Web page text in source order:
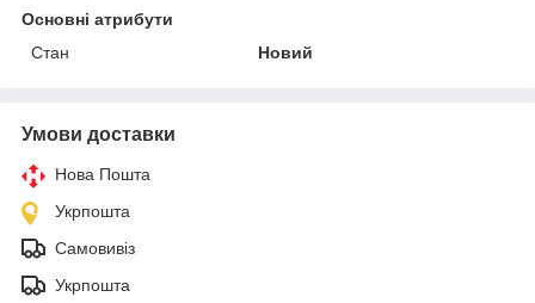
Основні атрибути
Стан
Новий
Умови доставки
Нова Пошта
Укрпошта
Самовивіз
Укрпошта